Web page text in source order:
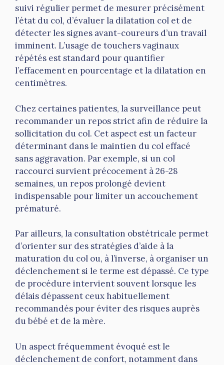
suivi régulier permet de mesurer précisément
l’état du col, d’évaluer la dilatation col et de
détecter les signes avant-coureurs d’un travail
imminent. L’usage de touchers vaginaux
répétés est standard pour quantifier
l’effacement en pourcentage et la dilatation en
centimètres.
Chez certaines patientes, la surveillance peut
recommander un repos strict afin de réduire la
sollicitation du col. Cet aspect est un facteur
déterminant dans le maintien du col effacé
sans aggravation. Par exemple, si un col
raccourci survient précocement à 26-28
semaines, un repos prolongé devient
indispensable pour limiter un accouchement
prématuré.
Par ailleurs, la consultation obstétricale permet
d’orienter sur des stratégies d’aide à la
maturation du col ou, à l’inverse, à organiser un
déclenchement si le terme est dépassé. Ce type
de procédure intervient souvent lorsque les
délais dépassent ceux habituellement
recommandés pour éviter des risques auprès
du bébé et de la mère.
Un aspect fréquemment évoqué est le
déclenchement de confort, notamment dans